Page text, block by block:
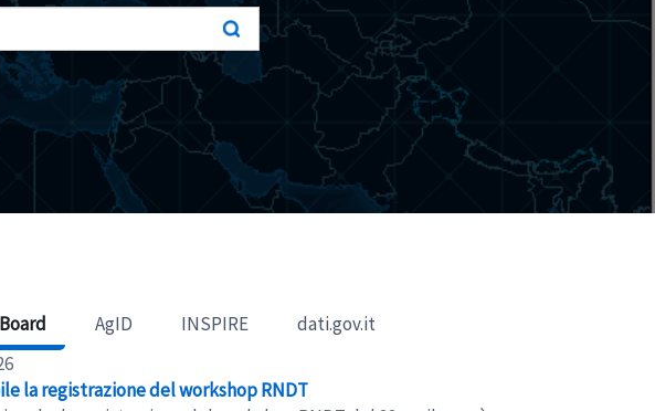
AgID INSPIRE
dati.gov.it
la registrazione del workshop RNDT